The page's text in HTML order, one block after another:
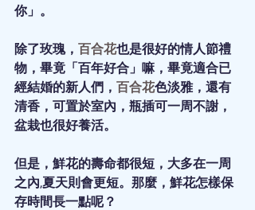
你」。
除了玫瑰， 百合花也是很好的情人節禮
物，畢竟「百年好合」嘛，畢竟適合已
經結婚的新人們， 百合花色淡雅，還有
清香，可置於室內，瓶插可一周不謝，
盆栽也很好養活。
但是，鮮花的壽命都很短，大多在一周
之內,夏天則會更短。那麼，鮮花怎樣保
存時間長一點呢？